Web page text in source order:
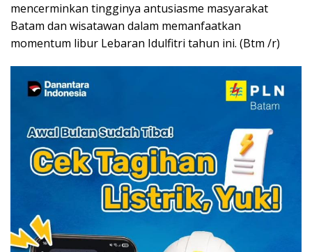
mencerminkan tingginya antusiasme masyarakat
Batam dan wisatawan dalam memanfaatkan
momentum libur Lebaran Idulfitri tahun ini. (Btm /r)